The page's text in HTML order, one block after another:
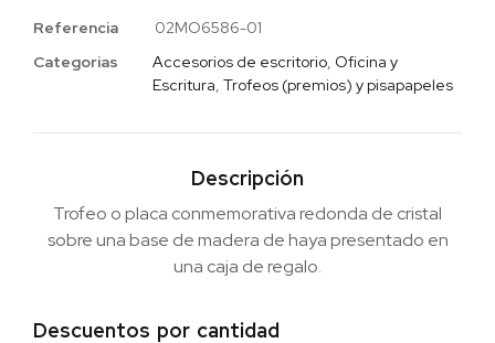
Referencia
02MO6586-01
Categorias
Accesorios de escritorio, Oficina y
Escritura, Trofeos (premios) y pisapapeles
Descripción
Trofeo o placa conmemorativa redonda de cristal
sobre una base de madera de haya presentado en
una caja de regalo.
Descuentos por cantidad